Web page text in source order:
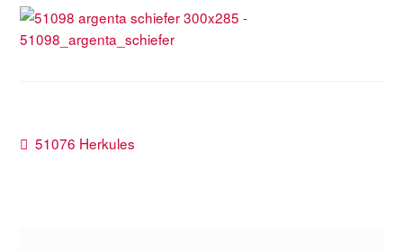
Beitragsnavigation
Vorheriger
51076 Herkules